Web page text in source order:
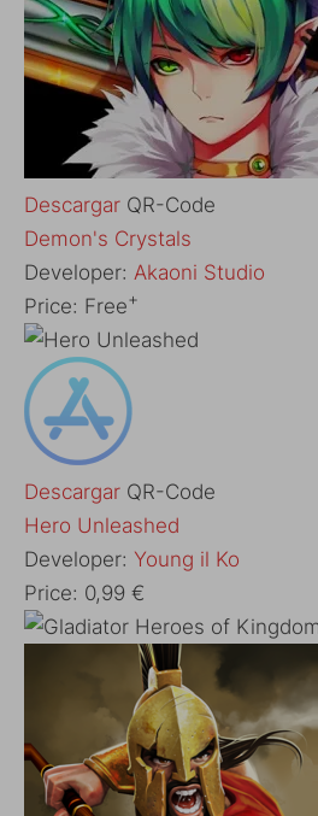
Descargar QR-Code
Demon's Crystals
Developer: Akaoni Studio
Price: Free+
Descargar QR-Code
‎Hero Unleashed
Developer: Young il Ko
Price: 0,99 €